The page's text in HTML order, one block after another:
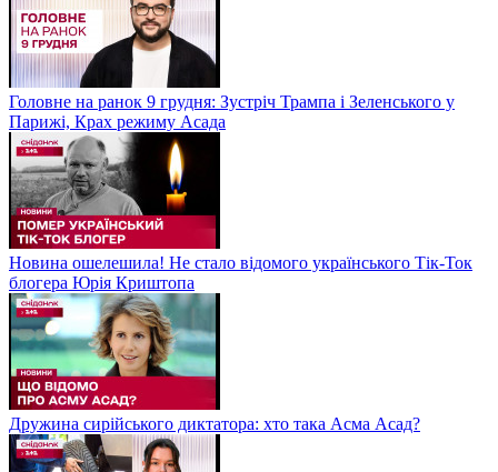
Головне на ранок 9 грудня: Зустріч Трампа і Зеленського у
Парижі, Крах режиму Асада
Новина ошелешила! Не стало відомого українського Тік-Ток
блогера Юрія Криштопа
Дружина сирійського диктатора: хто така Асма Асад?